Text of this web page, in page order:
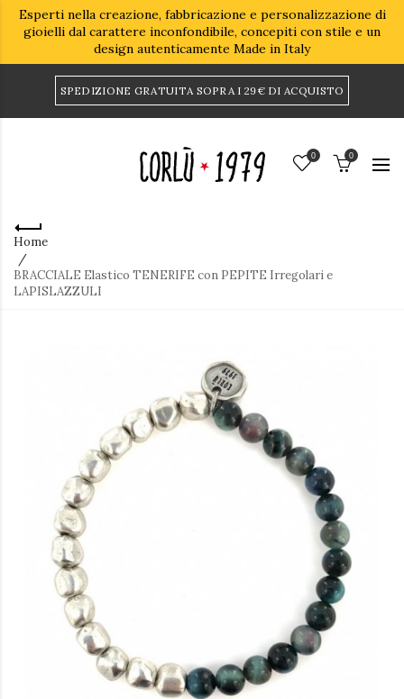
Esperti nella creazione, fabbricazione e personalizzazione di
gioielli dal carattere inconfondibile, concepiti con stile e un
design autenticamente Made in Italy
SPEDIZIONE GRATUITA SOPRA I 29€ DI ACQUISTO
0 0
Home
BRACCIALE Elastico TENERIFE con PEPITE Irregolari e
LAPISLAZZULI